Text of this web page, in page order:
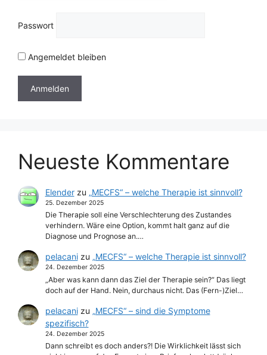
Passwort
Angemeldet bleiben
Neueste Kommentare
Elenderzu „MECFS“ – welche Therapie ist sinnvoll?
25. Dezember 2025
Die Therapie soll eine Verschlechterung des Zustandes
verhindern. Wäre eine Option, kommt halt ganz auf die
Diagnose und Prognose an.…
pelacanizu „MECFS“ – welche Therapie ist sinnvoll?
24. Dezember 2025
„Aber was kann dann das Ziel der Therapie sein?“ Das liegt
doch auf der Hand. Nein, durchaus nicht. Das (Fern-)Ziel…
pelacanizu „MECFS“ – sind die Symptome
spezifisch?
24. Dezember 2025
Dann schreibt es doch anders?! Die Wirklichkeit lässt sich